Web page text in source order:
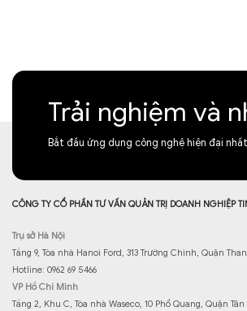
Trải nghiệm và
Bắt đầu ứng dụng công nghệ hiện đại
CÔNG TY CỔ PHẦN TƯ VẤN QUẢN TRỊ DOANH NGHIỆP
Trụ sở Hà Nội
Tầng 9, Tòa nhà Hanoi Ford, 313 Trường Chinh, Quận
Hotline: 0962 69 5466
VP Hồ Chí Minh
Tầng 2, Khu C, Tòa nhà Waseco, 10 Phổ Quang, Quận Tân